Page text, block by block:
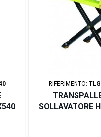
RIFERIMENTO:
SOLLAVATORE